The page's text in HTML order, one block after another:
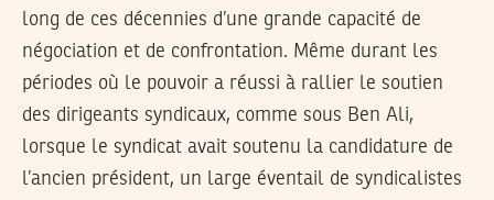
long de ces décennies d’une grande capacité de
négociation et de confrontation. Même durant les
périodes où le pouvoir a réussi à rallier le soutien
des dirigeants syndicaux, comme sous Ben Ali,
lorsque le syndicat avait soutenu la candidature de
l’ancien président, un large éventail de syndicalistes